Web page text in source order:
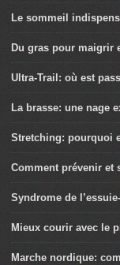
Le sommeil
Du gras pour maigrir
Ultra-Trail: où est
La brasse: une nage
Stretching: pourquoi
Comment prévenir et
Syndrome de
Mieux courir avec le
Marche nordique: